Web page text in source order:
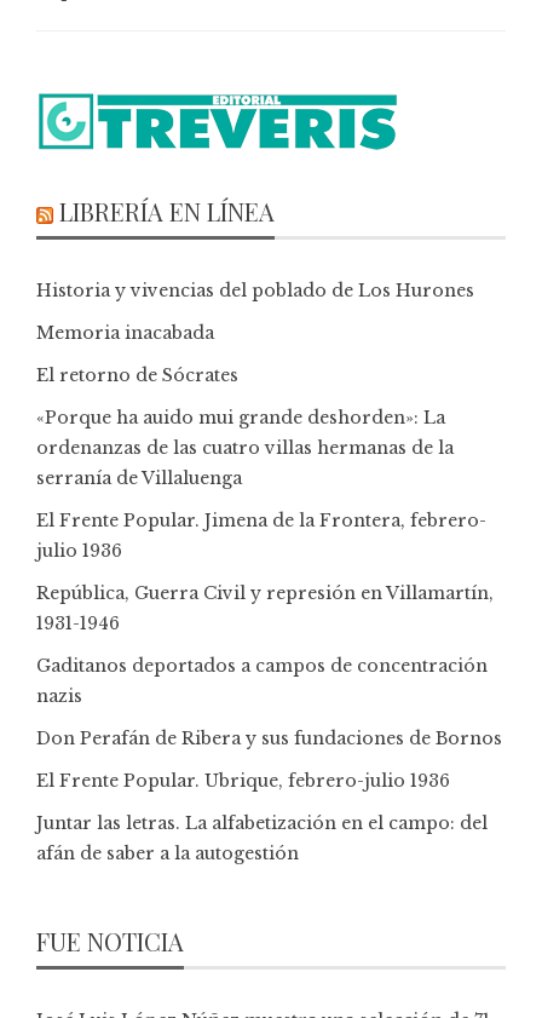
LIBRERÍA EN LÍNEA
Historia y vivencias del poblado de Los Hurones
Memoria inacabada
El retorno de Sócrates
«Porque ha auido mui grande deshorden»: La
ordenanzas de las cuatro villas hermanas de la
serranía de Villaluenga
El Frente Popular. Jimena de la Frontera, febrero-
julio 1936
República, Guerra Civil y represión en Villamartín,
1931-1946
Gaditanos deportados a campos de concentración
nazis
Don Perafán de Ribera y sus fundaciones de Bornos
El Frente Popular. Ubrique, febrero-julio 1936
Juntar las letras. La alfabetización en el campo: del
afán de saber a la autogestión
FUE NOTICIA